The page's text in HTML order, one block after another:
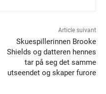
Article suivant
Skuespillerinnen Brooke
Shields og datteren hennes
tar på seg det samme
utseendet og skaper furore